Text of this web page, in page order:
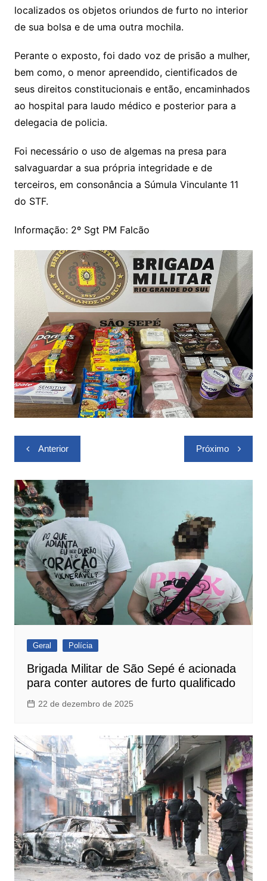
localizados os objetos oriundos de furto no interior
de sua bolsa e de uma outra mochila.
Perante o exposto, foi dado voz de prisão a mulher,
bem como, o menor apreendido, cientificados de
seus direitos constitucionais e então, encaminhados
ao hospital para laudo médico e posterior para a
delegacia de policia.
Foi necessário o uso de algemas na presa para
salvaguardar a sua própria integridade e de
terceiros, em consonância a Súmula Vinculante 11
do STF.
Informação: 2º Sgt PM Falcão
Navegação
de
Post
Anterior Próximo
Geral Polícia
Brigada Militar de São Sepé é acionada
para conter autores de furto qualificado
22 de dezembro de 2025